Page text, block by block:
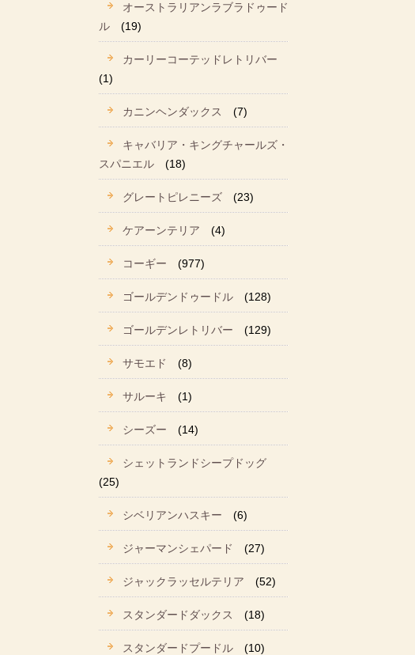
オーストラリアンラブラドゥード
ル
(19)
カーリーコーテッドレトリバー
(1)
カニンヘンダックス (7)
キャバリア・キングチャールズ・
スパニエル
(18)
グレートピレニーズ (23)
ケアーンテリア (4)
コーギー (977)
ゴールデンドゥードル (128)
ゴールデンレトリバー (129)
サモエド (8)
サルーキ (1)
シーズー (14)
シェットランドシープドッグ
(25)
シベリアンハスキー (6)
ジャーマンシェパード (27)
ジャックラッセルテリア (52)
スタンダードダックス (18)
スタンダードプードル (10)